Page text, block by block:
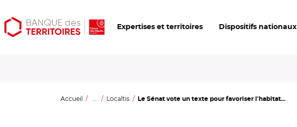
Aller
au
Aller
au
Ouvrir
les
Expertises et territoires Dispositifs nationaux
Accueil ... Localtis Le Sénat vote un texte pour favoriser l'habitat...